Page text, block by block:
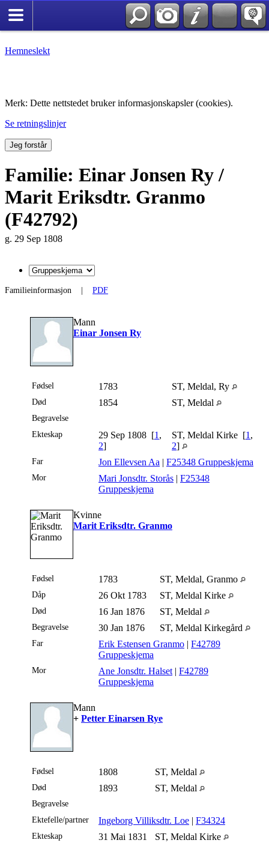
Hemneslekt
Merk: Dette nettstedet bruker informasjonskapsler (cookies).
Se retningslinjer
Jeg forstår
Familie: Einar Jonsen Ry /
Marit Eriksdtr. Granmo
(F42792)
g. 29 Sep 1808
Familieinformasjon PDF
Mann
Einar Jonsen Ry
Fødsel 1783 ST, Meldal, Ry
Død 1854 ST, Meldal
Begravelse
Ekteskap
29 Sep 1808 [1,
2]
ST, Meldal Kirke [1,
2]
Far Jon Ellevsen Aa | F25348 Gruppeskjema
Mor Mari Jonsdtr. Storås | F25348
Gruppeskjema
Kvinne
Marit Eriksdtr. Granmo
Fødsel 1783 ST, Meldal, Granmo
Dåp 26 Okt 1783 ST, Meldal Kirke
Død 16 Jan 1876 ST, Meldal
Begravelse 30 Jan 1876 ST, Meldal Kirkegård
Far Erik Estensen Granmo | F42789
Gruppeskjema
Mor Ane Jonsdtr. Halset| F42789
Gruppeskjema
Mann
+ Petter Einarsen Rye
Fødsel 1808 ST, Meldal
Død 1893 ST, Meldal
Begravelse
Ektefelle/partner
Ingeborg Villiksdtr. Loe | F34324
Ekteskap 31 Mai 1831 ST, Meldal Kirke